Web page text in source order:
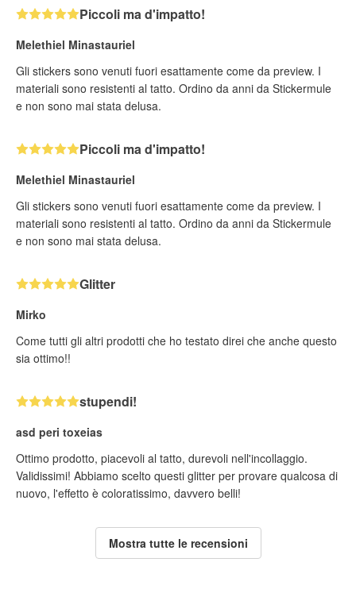
Piccoli ma d'impatto!
Melethiel Minastauriel
Gli stickers sono venuti fuori esattamente come da preview. I
materiali sono resistenti al tatto. Ordino da anni da Stickermule
e non sono mai stata delusa.
Piccoli ma d'impatto!
Melethiel Minastauriel
Gli stickers sono venuti fuori esattamente come da preview. I
materiali sono resistenti al tatto. Ordino da anni da Stickermule
e non sono mai stata delusa.
Glitter
Mirko
Come tutti gli altri prodotti che ho testato direi che anche questo
sia ottimo!!
stupendi!
asd peri toxeias
Ottimo prodotto, piacevoli al tatto, durevoli nell'incollaggio.
Validissimi! Abbiamo scelto questi glitter per provare qualcosa di
nuovo, l'effetto è coloratissimo, davvero belli!
Mostra tutte le recensioni